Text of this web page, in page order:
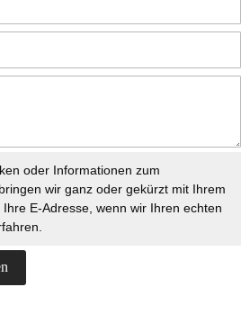
oder Informationen zum
wir ganz oder gekürzt mit Ihrem
E-Adresse, wenn wir Ihren echten